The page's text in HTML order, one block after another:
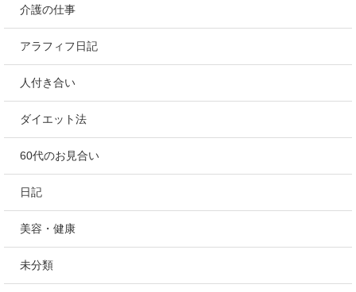
介護の仕事
アラフィフ日記
人付き合い
ダイエット法
60代のお見合い
日記
美容・健康
未分類